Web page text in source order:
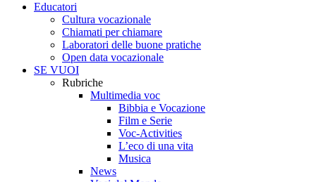
Educatori
Cultura vocazionale
Chiamati per chiamare
Laboratori delle buone pratiche
Open data vocazionale
SE VUOI
Rubriche
Multimedia voc
Bibbia e Vocazione
Film e Serie
Voc-Activities
L’eco di una vita
Musica
News